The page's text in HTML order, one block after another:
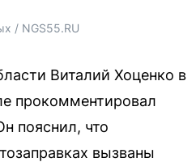
/ NGS55.RU
Виталий Хоценко в
прокомментировал
пояснил, что
вызваны